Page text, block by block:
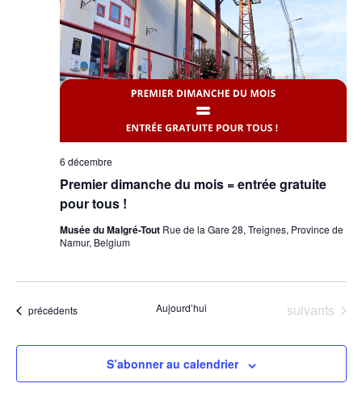
Premier dimanche du mois = entrée gratuite
pour tous !
6 décembre
Musée du Malgré-Tout Rue de la Gare 28, Treignes, Province de
Namur, Belgium
Évènements
précédents Aujourd’hui Évènements
suivants
S’abonner au calendrier